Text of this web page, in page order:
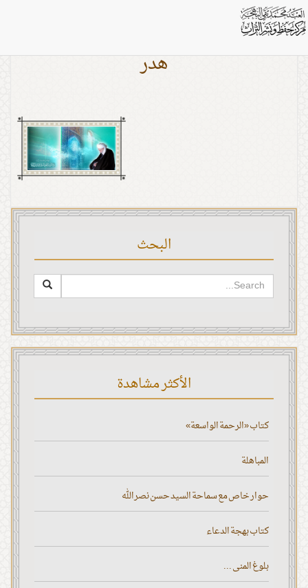
هدر
البحث
الأكثر مشاهدة
كتاب «الرحمة الواسعة»
المباهلة
حوار خاص مع سماحة السيد حسن نصر الله
كتاب بهجة الدعاء
بلوغ المنى ...